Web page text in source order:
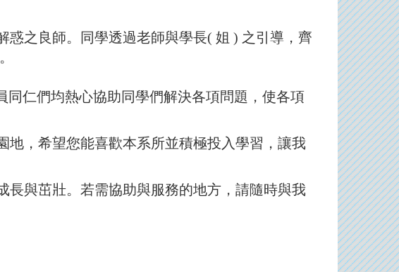
之良師。同學透過老師與學長( 姐 ) 之引導，齊
仁們均熱心協助同學們解決各項問題，使各項
，希望您能喜歡本系所並積極投入學習，讓我
與茁壯。若需協助與服務的地方，請隨時與我